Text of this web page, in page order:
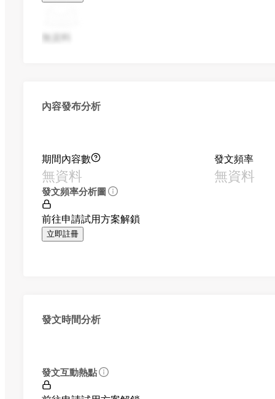
無資料
內容發布分析
期間內容數
無資料
發文頻率
無資料
發文頻率分析圖
前往申請試用方案解鎖
立即註冊
發文時間分析
發文互動熱點